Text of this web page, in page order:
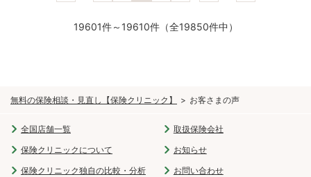
無料の保険相談・見直し【保険クリニック】 お客さまの声
19601件～19610件（全19850件中）
全国店舗一覧
保険クリニックについて
保険クリニック独自の比較・分析
取扱保険会社
お知らせ
お問い合わせ